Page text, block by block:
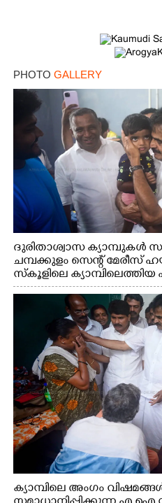
PHOTO GALLERY
ദുരിതാശ്വാസ ക്യാമ്പുകൾ
ചമ്പക്കുളം സെന്റ് മേരീസ്
സ്കൂളിലെ
സെക്രട്ടറി കെ.സി
എടുത്ത്
വകുപ്പ് മന്ത്രി എം. ലിജു,
റെജി ചെറിയാൻ എം. എൽ.
ക്യാമ്പിലെ അംഗം